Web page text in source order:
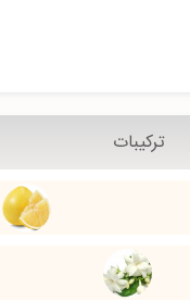
ترکیبات